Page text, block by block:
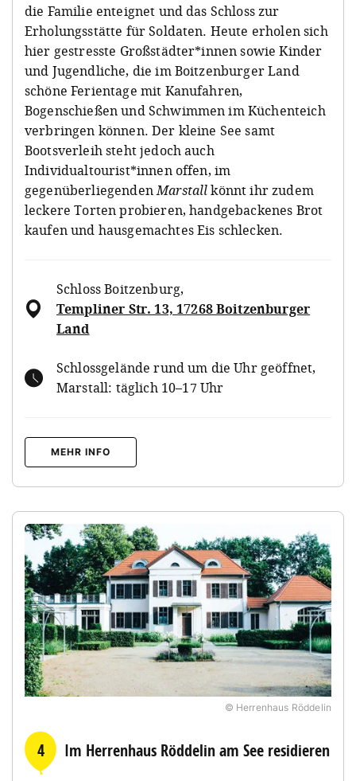
die Familie enteignet und das Schloss zur
Erholungsstätte für Soldaten. Heute erholen sich
hier gestresste Großstädter*innen sowie Kinder
und Jugendliche, die im Boitzenburger Land
schöne Ferientage mit Kanufahren,
Bogenschießen und Schwimmen im Küchenteich
verbringen können. Der kleine See samt
Bootsverleih steht jedoch auch
Individualtourist*innen offen, im
gegenüberliegendenMarstallkönnt ihr zudem
leckere Torten probieren, handgebackenes Brot
kaufen und hausgemachtes Eis schlecken.
Schloss Boitzenburg,
Templiner Str. 13, 17268 Boitzenburger
Land
Schlossgelände rund um die Uhr geöffnet,
Marstall: täglich 10–17 Uhr
MEHR INFO
© Herrenhaus Röddelin
4 Im Herrenhaus Röddelin am See residieren